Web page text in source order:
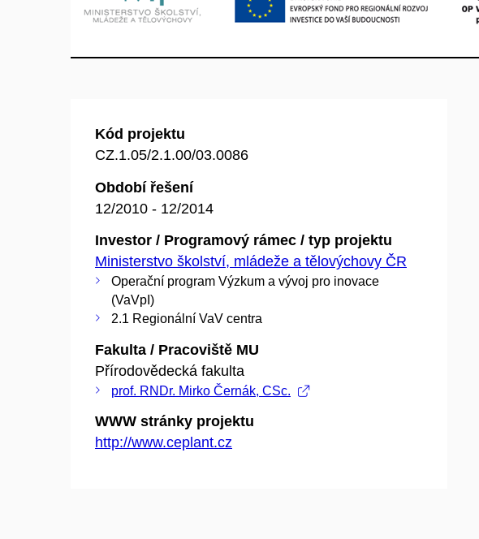
Kód projektu
CZ.1.05/2.1.00/03.0086
Období řešení
12/2010 - 12/2014
Investor / Programový rámec / typ projektu
Ministerstvo školství, mládeže a tělovýchovy ČR
Operační program Výzkum a vývoj pro inovace
(VaVpI)
2.1 Regionální VaV centra
Fakulta / Pracoviště MU
Přírodovědecká fakulta
prof. RNDr. Mirko Černák, CSc.
WWW stránky projektu
http://www.ceplant.cz